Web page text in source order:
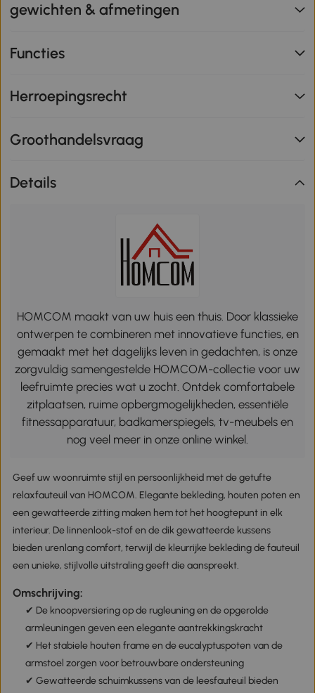
gewichten & afmetingen
Functies
Herroepingsrecht
Groothandelsvraag
Details
HOMCOM maakt van uw huis een thuis. Door klassieke
ontwerpen te combineren met innovatieve functies, en
gemaakt met het dagelijks leven in gedachten, is onze
zorgvuldig samengestelde HOMCOM-collectie voor uw
leefruimte precies wat u zocht. Ontdek comfortabele
zitplaatsen, ruime opbergmogelijkheden, essentiële
fitnessapparatuur, badkamerspiegels, tv-meubels en
nog veel meer in onze online winkel.
Geef uw woonruimte stijl en persoonlijkheid met de getufte
relaxfauteuil van HOMCOM. Elegante bekleding, houten poten en
een gewatteerde zitting maken hem tot het hoogtepunt in elk
interieur. De linnenlook-stof en de dik gewatteerde kussens
bieden urenlang comfort, terwijl de kleurrijke bekleding de fauteuil
een unieke, stijlvolle uitstraling geeft die aanspreekt.
Omschrijving:
✔ De knoopversiering op de rugleuning en de opgerolde
armleuningen geven een elegante aantrekkingskracht
✔ Het stabiele houten frame en de eucalyptuspoten van de
armstoel zorgen voor betrouwbare ondersteuning
✔ Gewatteerde schuimkussens van de leesfauteuil bieden